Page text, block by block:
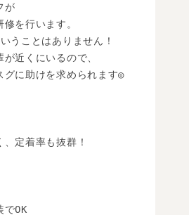
が
を行います。
うことはありません！
近くにいるので、
に助けを求められます◎
定着率も抜群！
OK